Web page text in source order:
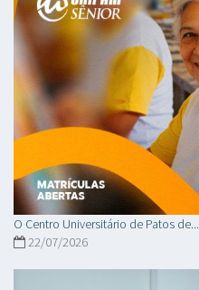
O Centro Universitário de Patos de...
22/07/2026